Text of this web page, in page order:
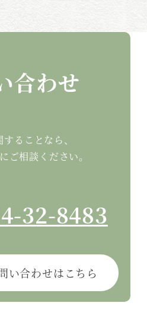
合わせ
ることなら、
ご相談ください。
32-8483
い合わせはこちら